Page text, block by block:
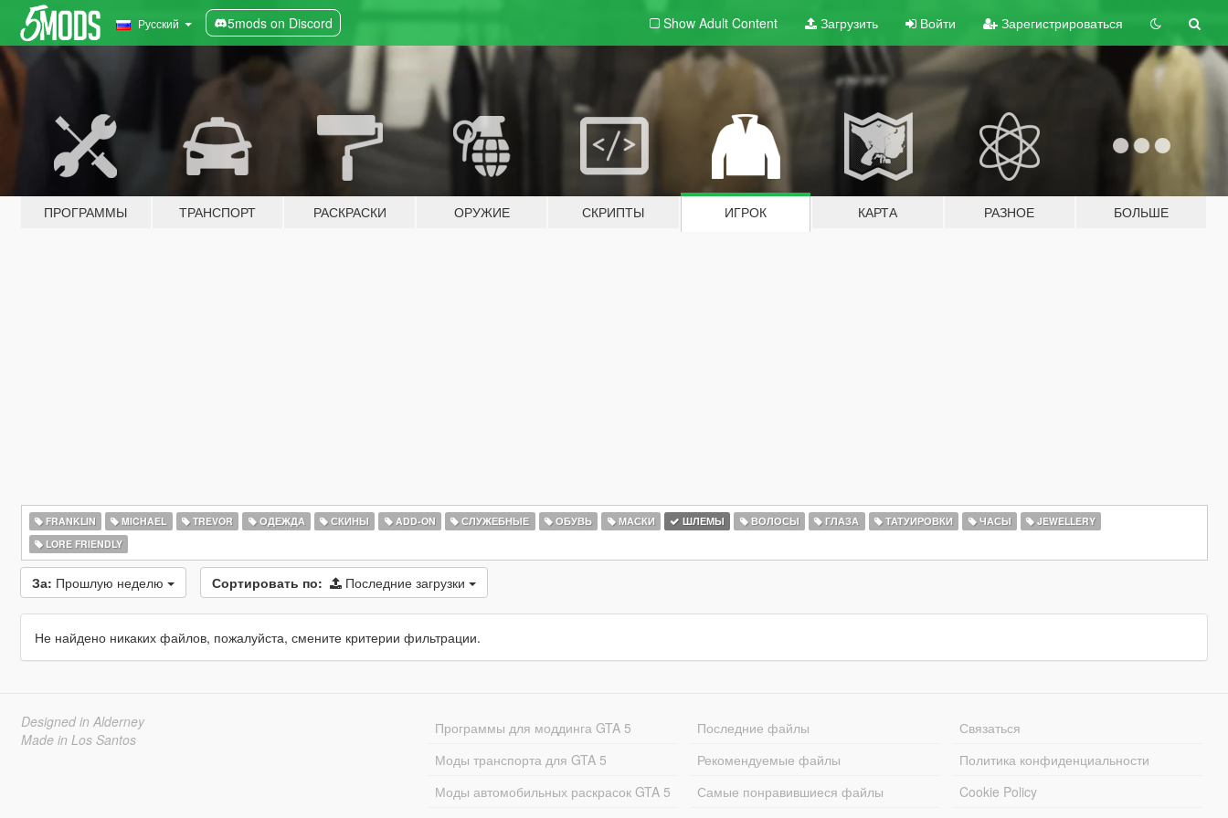
Русский 5mods on Discord Show Adult Content Загрузить Войти Зарегистрироваться
ПРОГРАММЫ ТРАНСПОРТ РАСКРАСКИ ОРУЖИЕ СКРИПТЫ ИГРОК КАРТА РАЗНОЕ БОЛЬШЕ
FRANKLIN MICHAEL TREVOR ОДЕЖДА СКИНЫ ADD-ON СЛУЖЕБНЫЕ ОБУВЬ МАСКИ ШЛЕМЫ ВОЛОСЫ ГЛАЗА ТАТУИРОВКИ ЧАСЫ
JEWELLERY
LORE FRIENDLY
За: Прошлую неделю Сортировать по: Последние загрузки
Не найдено никаких файлов, пожалуйста, смените критерии фильтрации.
Designed in Alderney
Made in Los Santos
Программы для моддинга GTA 5
Моды транспорта для GTA 5
Моды автомобильных раскрасок GTA 5
Последние файлы
Рекомендуемые файлы
Самые понравившиеся файлы
Связаться
Политика конфиденциальности
Cookie Policy